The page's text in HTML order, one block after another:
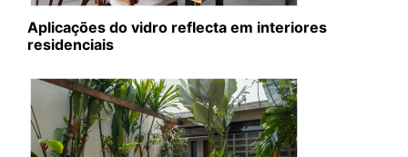
Aplicações do vidro reflecta em interiores
residenciais